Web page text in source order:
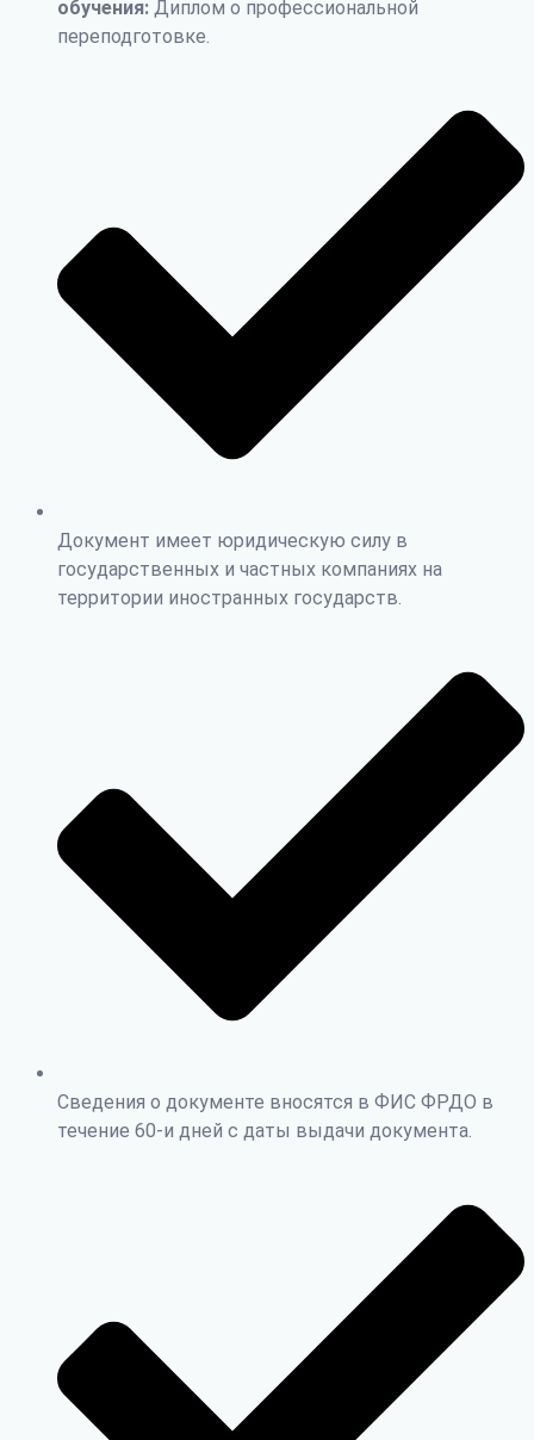
обучения: Диплом о профессиональной
переподготовке.
Документ имеет юридическую силу в
государственных и частных компаниях на
территории иностранных государств.
Сведения о документе вносятся в ФИС ФРДО в
течение 60-и дней с даты выдачи документа.